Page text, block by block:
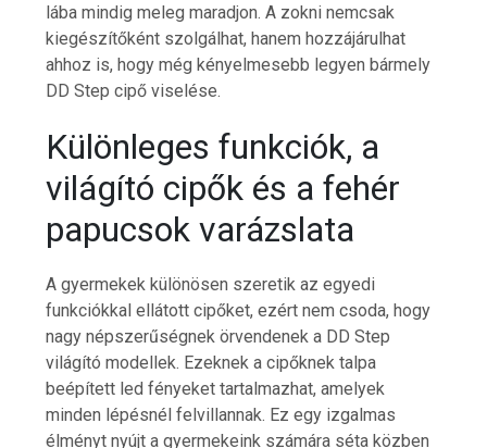
lába mindig meleg maradjon. A zokni nemcsak
kiegészítőként szolgálhat, hanem hozzájárulhat
ahhoz is, hogy még kényelmesebb legyen bármely
DD Step cipő viselése.
Különleges funkciók, a
világító cipők és a fehér
papucsok varázslata
A gyermekek különösen szeretik az egyedi
funkciókkal ellátott cipőket, ezért nem csoda, hogy
nagy népszerűségnek örvendenek a DD Step
világító modellek. Ezeknek a cipőknek talpa
beépített led fényeket tartalmazhat, amelyek
minden lépésnél felvillannak. Ez egy izgalmas
élményt nyújt a gyermekeink számára séta közben